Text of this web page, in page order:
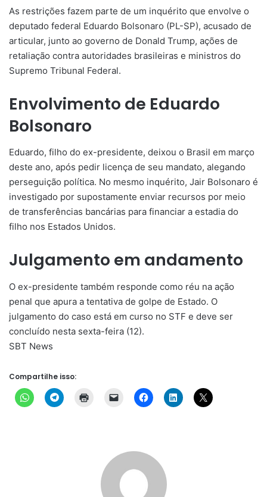
As restrições fazem parte de um inquérito que envolve o
deputado federal Eduardo Bolsonaro (PL-SP), acusado de
articular, junto ao governo de Donald Trump, ações de
retaliação contra autoridades brasileiras e ministros do
Supremo Tribunal Federal.
Envolvimento de Eduardo
Bolsonaro
Eduardo, filho do ex-presidente, deixou o Brasil em março
deste ano, após pedir licença de seu mandato, alegando
perseguição política. No mesmo inquérito, Jair Bolsonaro é
investigado por supostamente enviar recursos por meio
de transferências bancárias para financiar a estadia do
filho nos Estados Unidos.
Julgamento em andamento
O ex-presidente também responde como réu na ação
penal que apura a tentativa de golpe de Estado. O
julgamento do caso está em curso no STF e deve ser
concluído nesta sexta-feira (12).
SBT News
Compartilhe isso: